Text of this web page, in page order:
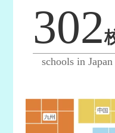
302
schools in Japan